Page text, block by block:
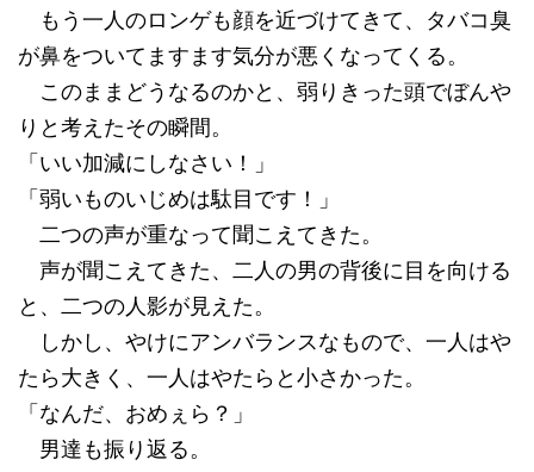
もう一人のロンゲも顔を近づけてきて、タバコ臭
が鼻をついてますます気分が悪くなってくる。
このままどうなるのかと、弱りきった頭でぼんや
りと考えたその瞬間。
「いい加減にしなさい！」
「弱いものいじめは駄目です！」
二つの声が重なって聞こえてきた。
声が聞こえてきた、二人の男の背後に目を向ける
と、二つの人影が見えた。
しかし、やけにアンバランスなもので、一人はや
たら大きく、一人はやたらと小さかった。
「なんだ、おめぇら？」
男達も振り返る。